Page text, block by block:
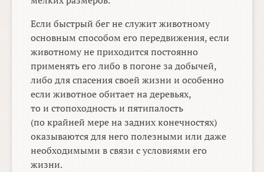
Если быстрый бег не служит животному
основным способом его передвижения, если
животному не приходится постоянно
применять его либо в погоне за добычей,
либо для спасения своей жизни и особенно
если животное обитает на деревьях,
то и стопоходность и пятипалость
(по крайней мере на задних конечностях)
оказываются для него полезными или даже
необходимыми в связи с условиями его
жизни.